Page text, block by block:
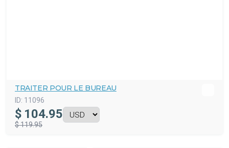
TRAITER POUR LE BUREAU
ID: 11096
$ 104.95
$ 119.95